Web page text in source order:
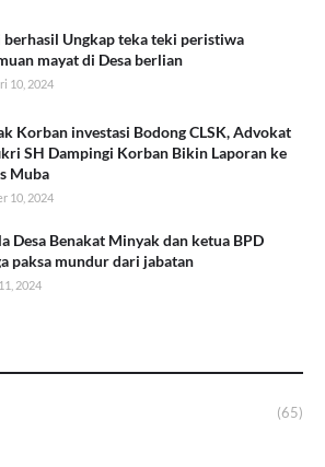
berhasil Ungkap teka teki peristiwa
mayat di Desa berlian
10, 2024
Korban investasi Bodong CLSK, Advokat
SH Dampingi Korban Bikin Laporan ke
Muba
10, 2024
Desa Benakat Minyak dan ketua BPD
paksa mundur dari jabatan
2024
(65)